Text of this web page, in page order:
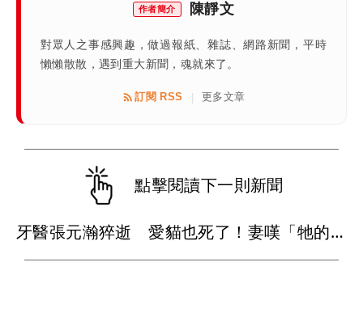
作者簡介 陳靜文
對眾人之事感興趣，做過報紙、雜誌、網路新聞，平時
懶懶散散，遇到重大新聞，魂就來了。
訂閱 RSS | 更多文章
點擊閱讀下一則新聞
牙醫張元瀚猝逝 愛貓也死了！妻嘆「牠的難過不比我們少」